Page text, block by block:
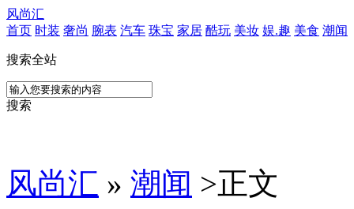
风尚汇
首页 时装 奢尚 腕表 汽车 珠宝 家居 酷玩 美妆 娱.趣 美食 潮闻
搜索全站
搜索
风尚汇 » 潮闻 >正文